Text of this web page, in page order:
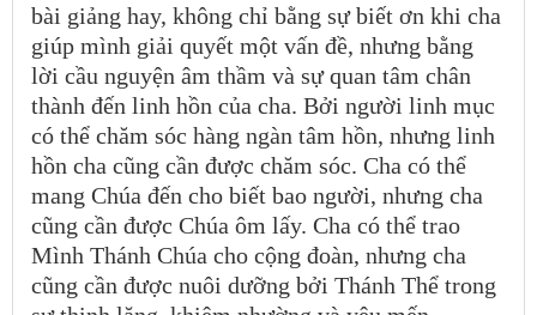
bài giảng hay, không chỉ bằng sự biết ơn khi cha
giúp mình giải quyết một vấn đề, nhưng bằng
lời cầu nguyện âm thầm và sự quan tâm chân
thành đến linh hồn của cha. Bởi người linh mục
có thể chăm sóc hàng ngàn tâm hồn, nhưng linh
hồn cha cũng cần được chăm sóc. Cha có thể
mang Chúa đến cho biết bao người, nhưng cha
cũng cần được Chúa ôm lấy. Cha có thể trao
Mình Thánh Chúa cho cộng đoàn, nhưng cha
cũng cần được nuôi dưỡng bởi Thánh Thể trong